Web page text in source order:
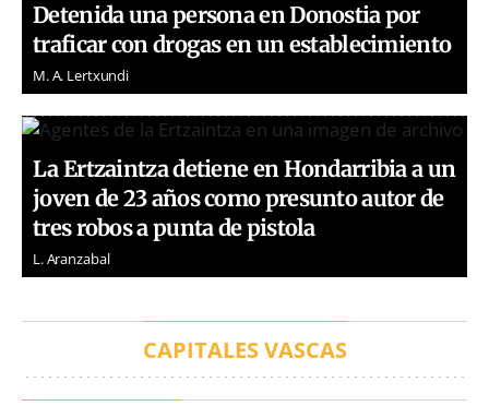
Detenida una persona en Donostia por
traficar con drogas en un establecimiento
M. A. Lertxundi
La Ertzaintza detiene en Hondarribia a un
joven de 23 años como presunto autor de
tres robos a punta de pistola
L. Aranzabal
CAPITALES VASCAS